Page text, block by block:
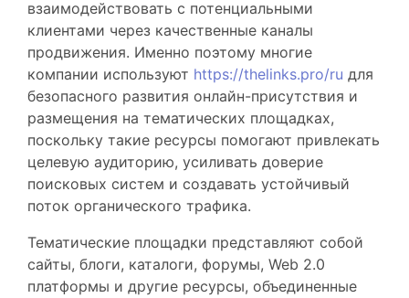
взаимодействовать с потенциальными
клиентами через качественные каналы
продвижения. Именно поэтому многие
компании используют https://thelinks.pro/ru для
безопасного развития онлайн-присутствия и
размещения на тематических площадках,
поскольку такие ресурсы помогают привлекать
целевую аудиторию, усиливать доверие
поисковых систем и создавать устойчивый
поток органического трафика.
Тематические площадки представляют собой
сайты, блоги, каталоги, форумы, Web 2.0
платформы и другие ресурсы, объединенные